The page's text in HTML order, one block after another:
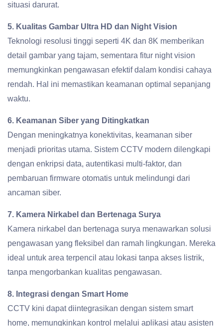
situasi darurat.
5. Kualitas Gambar Ultra HD dan Night Vision
Teknologi resolusi tinggi seperti 4K dan 8K memberikan
detail gambar yang tajam, sementara fitur night vision
memungkinkan pengawasan efektif dalam kondisi cahaya
rendah. Hal ini memastikan keamanan optimal sepanjang
waktu.
6. Keamanan Siber yang Ditingkatkan
Dengan meningkatnya konektivitas, keamanan siber
menjadi prioritas utama. Sistem CCTV modern dilengkapi
dengan enkripsi data, autentikasi multi-faktor, dan
pembaruan firmware otomatis untuk melindungi dari
ancaman siber.
7. Kamera Nirkabel dan Bertenaga Surya
Kamera nirkabel dan bertenaga surya menawarkan solusi
pengawasan yang fleksibel dan ramah lingkungan. Mereka
ideal untuk area terpencil atau lokasi tanpa akses listrik,
tanpa mengorbankan kualitas pengawasan.
8. Integrasi dengan Smart Home
CCTV kini dapat diintegrasikan dengan sistem smart
home, memungkinkan kontrol melalui aplikasi atau asisten